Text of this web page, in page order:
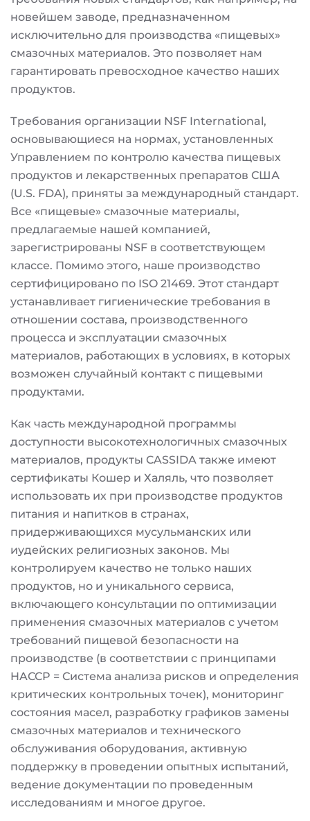
новейшем заводе, предназначенном
исключительно для производства «пищевых»
смазочных материалов. Это позволяет нам
гарантировать превосходное качество наших
продуктов.
Требования организации NSF International,
основывающиеся на нормах, установленных
Управлением по контролю качества пищевых
продуктов и лекарственных препаратов США
(U.S. FDA), приняты за международный стандарт.
Все «пищевые» смазочные материалы,
предлагаемые нашей компанией,
зарегистрированы NSF в соответствующем
классе. Помимо этого, наше производство
сертифицировано по ISO 21469. Этот стандарт
устанавливает гигиенические требования в
отношении состава, производственного
процесса и эксплуатации смазочных
материалов, работающих в условиях, в которых
возможен случайный контакт с пищевыми
продуктами.
Как часть международной программы
доступности высокотехнологичных смазочных
материалов, продукты CASSIDA также имеют
сертификаты Кошер и Халяль, что позволяет
использовать их при производстве продуктов
питания и напитков в странах,
придерживающихся мусульманских или
иудейских религиозных законов. Мы
контролируем качество не только наших
продуктов, но и уникального сервиса,
включающего консультации по оптимизации
применения смазочных материалов с учетом
требований пищевой безопасности на
производстве (в соответствии с принципами
HACCP = Система анализа рисков и определения
критических контрольных точек), мониторинг
состояния масел, разработку графиков замены
смазочных материалов и технического
обслуживания оборудования, активную
поддержку в проведении опытных испытаний,
ведение документации по проведенным
исследованиям и многое другое.